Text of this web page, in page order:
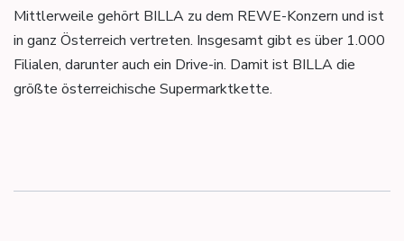
Mittlerweile gehört BILLA zu dem REWE-Konzern und ist
in ganz Österreich vertreten. Insgesamt gibt es über 1.000
Filialen, darunter auch ein Drive-in. Damit ist BILLA die
größte österreichische Supermarktkette.